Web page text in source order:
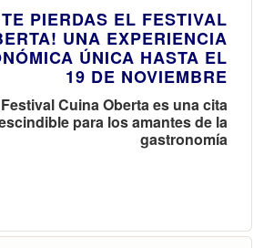
PIERDAS EL FESTIVAL
UNA EXPERIENCIA
ÚNICA HASTA EL
19 DE NOVIEMBRE
Cuina Oberta es una cita
para los amantes de la
gastronomía